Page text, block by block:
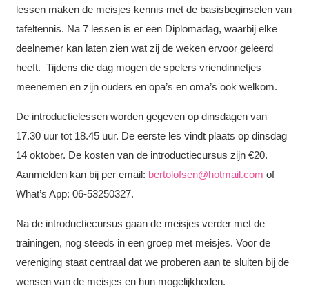
lessen maken de meisjes kennis met de basisbeginselen van
tafeltennis. Na 7 lessen is er een Diplomadag, waarbij elke
deelnemer kan laten zien wat zij de weken ervoor geleerd
heeft. Tijdens die dag mogen de spelers vriendinnetjes
meenemen en zijn ouders en opa’s en oma’s ook welkom.
De introductielessen worden gegeven op dinsdagen van
17.30 uur tot 18.45 uur. De eerste les vindt plaats op dinsdag
14 oktober. De kosten van de introductiecursus zijn €20.
Aanmelden kan bij per email: bertolofsen@hotmail.com of
What’s App: 06-53250327.
Na de introductiecursus gaan de meisjes verder met de
trainingen, nog steeds in een groep met meisjes. Voor de
vereniging staat centraal dat we proberen aan te sluiten bij de
wensen van de meisjes en hun mogelijkheden.